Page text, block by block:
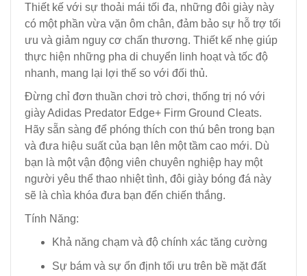
Thiết kế với sự thoải mái tối đa, những đôi giày này
có một phần vừa vặn ôm chân, đảm bảo sự hỗ trợ tối
ưu và giảm nguy cơ chấn thương. Thiết kế nhẹ giúp
thực hiện những pha di chuyển linh hoạt và tốc độ
nhanh, mang lại lợi thế so với đối thủ.
Đừng chỉ đơn thuần chơi trò chơi, thống trị nó với
giày Adidas Predator Edge+ Firm Ground Cleats.
Hãy sẵn sàng để phóng thích con thú bên trong bạn
và đưa hiệu suất của bạn lên một tầm cao mới. Dù
bạn là một vận động viên chuyên nghiệp hay một
người yêu thể thao nhiệt tình, đôi giày bóng đá này
sẽ là chìa khóa đưa bạn đến chiến thắng.
Tính Năng:
Khả năng chạm và độ chính xác tăng cường
Sự bám và sự ổn định tối ưu trên bề mặt đất